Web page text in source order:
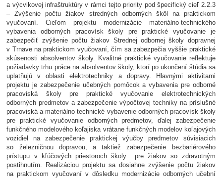
a výcvikovej infraštruktúry v rámci tejto priority pod špecifický cieľ 2.2.3
– Zvýšenie počtu žiakov stredných odborných škôl na praktickom
vyučovaní. Cieľom projektu modernizácie materiálno-technického
vybavenia odborných pracovísk školy pre praktické vyučovanie je
zabezpečiť zvýšenie počtu žiakov Strednej odbornej školy dopravnej
v Trnave na praktickom vyučovaní, čím sa zabezpečia vyššie praktické
skúsenosti absolventov školy. Kvalitné praktické vyučovanie reflektuje
požiadavky trhu práce na absolventov školy, ktorí po ukončení štúdia sa
uplatňujú v oblasti elektrotechniky a dopravy. Hlavnými aktivitami
projektu je zabezpečenie učebných pomôcok a vybavenia pre odborné
pracoviská školy pre praktické vyučovanie elektrotechnických
odborných predmetov a zabezpečenie výpočtovej techniky na príslušné
pracoviská a materiálno-technické vybavenie odborných pracovísk školy
pre praktické vyučovanie odborných predmetov, ďalej zabezpečenie
funkčného modelového koľajiska vrátane funkčných modelov koľajových
vozidiel na zabezpečenie praktickej výučby predmetov súvisiacich
so železničnou dopravou, a taktiež zabezpečenie bezbariérového
prístupu v kľúčových priestoroch školy pre žiakov so zdravotným
postihnutím. Realizáciou projektu sa dosiahne zvýšenie počtu žiakov
na praktickom vyučovaní v dôsledku modernizácie odborných učební